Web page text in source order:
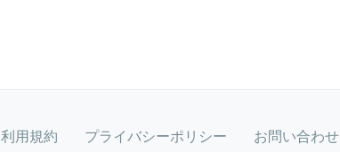
利用規約 プライバシーポリシー お問い合わせ